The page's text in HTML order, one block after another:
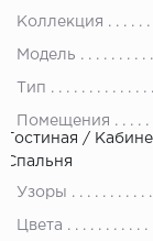
Коллекция
Модель
Тип
Помещения
Гостиная /
Спальня
Узоры
Цвета